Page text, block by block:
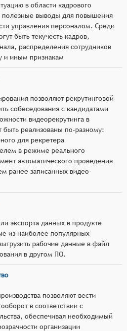
в области кадрового
полезные выводы для повышения
управления персоналом. Среди
быть текучесть кадров,
распределения сотрудников
и иным признакам
позволяют рекрутинговой
собеседования с кандидатами
видеорекрутинга в
быть реализованы по-разному:
для рекретера
в режиме реального
автоматического проведения
ранее записанных видео-
экспорта данных в продукте
из наиболее популярных
рабочие данные в файл
в другом ПО.
позволяют вести
в соответствии с
обеспечивая необходимый
организации